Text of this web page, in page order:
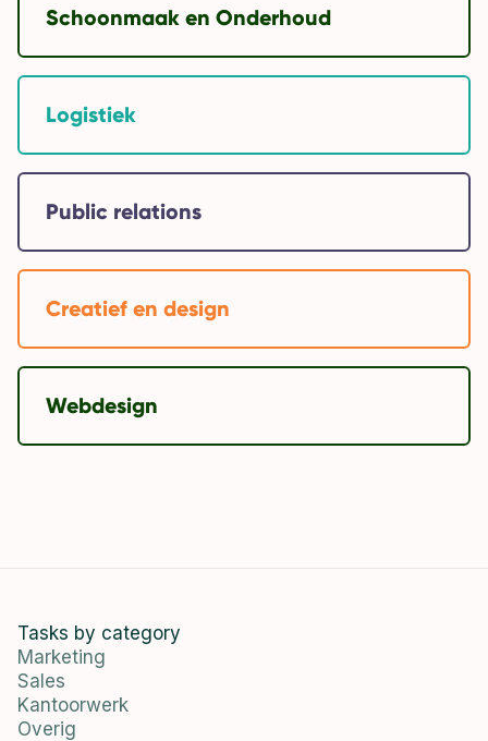
Schoonmaak en Onderhoud
Logistiek
Public relations
Creatief en design
Webdesign
Tasks by category
Marketing
Sales
Kantoorwerk
Overig